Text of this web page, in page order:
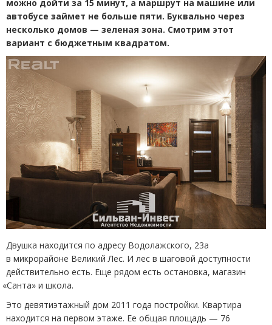
можно дойти за 15 минут, а маршрут на машине или
автобусе займет не больше пяти. Буквально через
несколько домов — зеленая зона. Смотрим этот
вариант с бюджетным квадратом.
Двушка находится по адресу Водолажского, 23а
в микрорайоне Великий Лес. И лес в шаговой доступности
действительно есть. Еще рядом есть остановка, магазин
«Санта» и школа.
Это девятиэтажный дом 2011 года постройки. Квартира
находится на первом этаже. Ее общая площадь — 76